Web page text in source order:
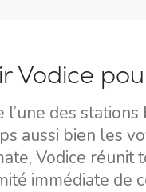
Vodice
l’une des
aussi bien les
Vodice réunit
immédiate de